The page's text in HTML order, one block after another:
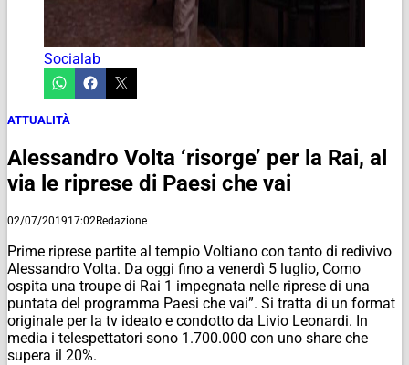
Socialab
ATTUALITÀ
Alessandro Volta ‘risorge’ per la Rai, al
via le riprese di Paesi che vai
02/07/201917:02Redazione
Prime riprese partite al tempio Voltiano con tanto di redivivo
Alessandro Volta. Da oggi fino a venerdì 5 luglio, Como
ospita una troupe di Rai 1 impegnata nelle riprese di una
puntata del programma Paesi che vai”. Si tratta di un format
originale per la tv ideato e condotto da Livio Leonardi. In
media i telespettatori sono 1.700.000 con uno share che
supera il 20%.